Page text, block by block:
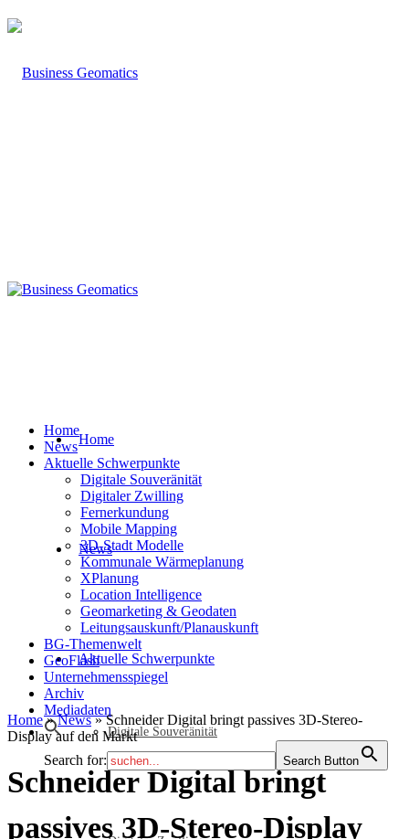
Home
News
Aktuelle Schwerpunkte
Digitale Souveränität
Home
News
Aktuelle Schwerpunkte
Digitale Souveränität
Digitaler Zwilling
Fernerkundung
Mobile Mapping
3D-Stadt Modelle
Kommunale Wärmeplanung
XPlanung
Location Intelligence
Geomarketing & Geodaten
Leitungsauskunft/Planauskunft
BG-Themenwelt
GeoFlash
Unternehmensspiegel
Archiv
Mediadaten
Search for: Search Button
Home»News»Schneider Digital bringt passives 3D-Stereo-
Display auf den Markt
Schneider Digital bringt
passives 3D-Stereo-Display